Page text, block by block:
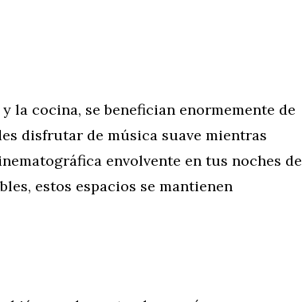
la cocina, se benefician enormemente de
disfrutar de música suave mientras
envolvente en tus noches de
estos espacios se mantienen